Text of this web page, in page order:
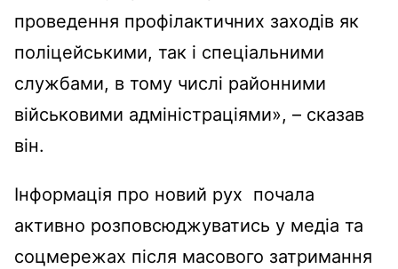
проведення профілактичних заходів як
поліцейськими, так і спеціальними
службами, в тому числі районними
військовими адміністраціями», – сказав
він.
Інформація про новий рух почала
активно розповсюджуватись у медіа та
соцмережах після масового затримання